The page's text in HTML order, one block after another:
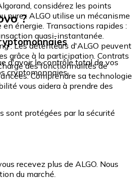
considérez les points
pure : ALGO utilise un mécanisme
énergie. Transactions rapides :
quasi-instantanée.
: Les détenteurs d'ALGO peuvent
grâce à la participation. Contrats
des fonctionnalités de
Comprendre sa technologie
vous aidera à prendre des
?
d'avoir le contrôle total de vos
cryptomonnaies.
sont protégées par la sécurité
recevez plus de ALGO. Nous
du marché.